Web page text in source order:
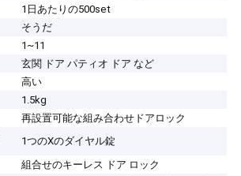
1日あたりの500set
そうだ
1~11
玄関 ドア パティオ ドア など
高い
1.5kg
再設置可能な組み合わせドアロック
1つのXのダイヤル錠
組合せのキーレス ドア ロック